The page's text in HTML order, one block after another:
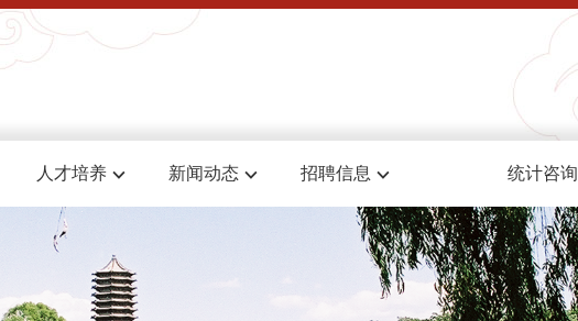
人才培养 新闻动态 招聘信息 统计咨询